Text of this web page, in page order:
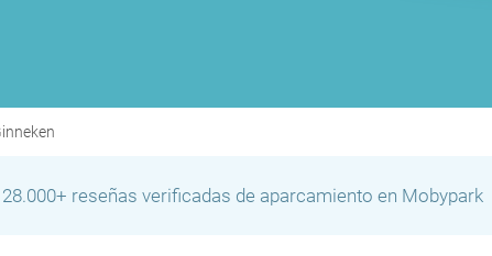
28.000+ reseñas verificadas de aparcamiento en Mobypark
P